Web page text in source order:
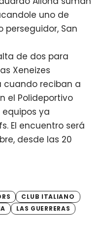
uno de
San
de dos para
Xeneizes
cuando reciban a
el Polideportivo
ya
El encuentro será
desde las 20
CLUB ITALIANO
LAS GUERRERAS